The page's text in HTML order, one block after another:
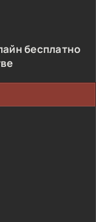
бесплатно